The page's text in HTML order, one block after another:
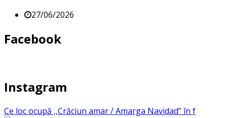
27/06/2026
Facebook
Instagram
Ce loc ocupă ,,Crăciun amar / Amarga Navidad” în f